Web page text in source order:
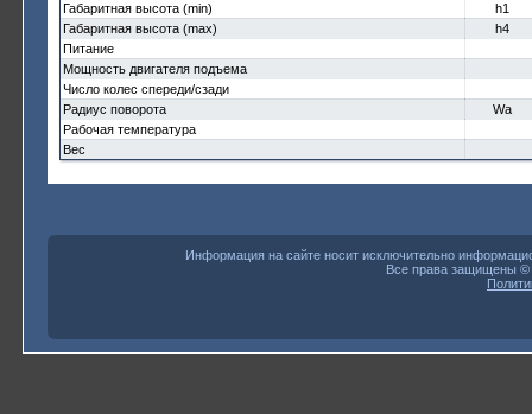
Габаритная высота (min)
h1
Габаритная высота (max)
h4
Питание
Мощность двигателя подъема
Число колес спереди/сзади
Радиус поворота
Wa
Рабочая температура
Вес
Информация на сайте носит исключительно
Все права защищены ©